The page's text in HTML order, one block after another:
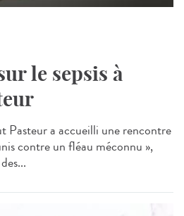
le sepsis à
Pasteur a accueilli une rencontre
contre un fléau méconnu »,